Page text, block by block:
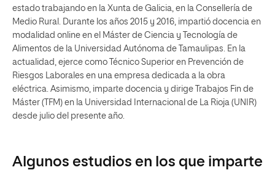
estado trabajando en la Xunta de Galicia, en la Consellería de
Medio Rural. Durante los años 2015 y 2016, impartió docencia en
modalidad online en el Máster de Ciencia y Tecnología de
Alimentos de la Universidad Autónoma de Tamaulipas. En la
actualidad, ejerce como Técnico Superior en Prevención de
Riesgos Laborales en una empresa dedicada a la obra
eléctrica. Asimismo, imparte docencia y dirige Trabajos Fin de
Máster (TFM) en la Universidad Internacional de La Rioja (UNIR)
desde julio del presente año.
Algunos estudios en los que imparte